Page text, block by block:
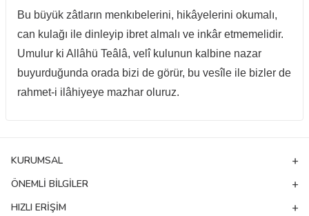
Bu büyük zâtların menkıbelerini, hikâyelerini okumalı,
can kulağı ile dinleyip ibret almalı ve inkâr etmemelidir.
Umulur ki Allâhü Teâlâ, velî kulunun kalbine nazar
buyurduğunda orada bizi de görür, bu vesîle ile bizler de
rahmet-i ilâhiyeye mazhar oluruz.
KURUMSAL
ÖNEMLI BILGILER
HIZLI ERIŞIM